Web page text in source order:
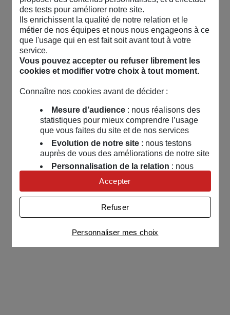
des tests pour améliorer notre site.
Ils enrichissent la qualité de notre relation et le
métier de nos équipes et nous nous engageons à ce
que l'usage qui en est fait soit avant tout à votre
service.
Vous pouvez accepter ou refuser librement les
cookies et modifier votre choix à tout moment.
Connaître nos cookies avant de décider :
Mesure d’audience: nous réalisons des
statistiques pour mieux comprendre l’usage
que vous faites du site et de nos services
Evolution de notre site: nous testons
auprès de vous des améliorations de notre site
Personnalisation de la relation : nous
nous servons de cookies pour adapter nos
contenus et personnaliser nos offres
Univers publicitaire: nous utilisons avec
nos partenaires des cookies pour afficher des
publicités personnalisées
Connaître notre politique cookies et la liste de nos
partenaires
Personnaliser mes choix
Refuser
Accepter